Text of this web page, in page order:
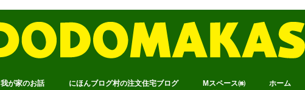
我が家のお話 にほんブログ村の注文住宅ブログ Mスペース㈱ ホーム